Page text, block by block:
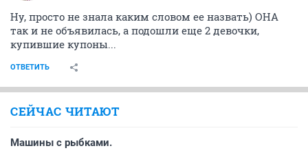
Ну, просто не знала каким словом ее назвать) ОНА
так и не объявилась, а подошли еще 2 девочки,
купившие купоны...
ОТВЕТИТЬ
СЕЙЧАС ЧИТАЮТ
Машины с рыбками.